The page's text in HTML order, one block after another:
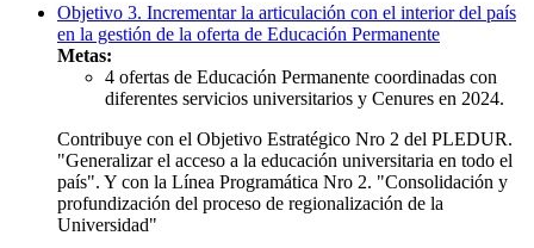
Objetivo 3. Incrementar la articulación con el interior del país
en la gestión de la oferta de Educación Permanente
Metas:
4 ofertas de Educación Permanente coordinadas con
diferentes servicios universitarios y Cenures en 2024.
Contribuye con el Objetivo Estratégico Nro 2 del PLEDUR.
"Generalizar el acceso a la educación universitaria en todo el
país". Y con la Línea Programática Nro 2. "Consolidación y
profundización del proceso de regionalización de la
Universidad"